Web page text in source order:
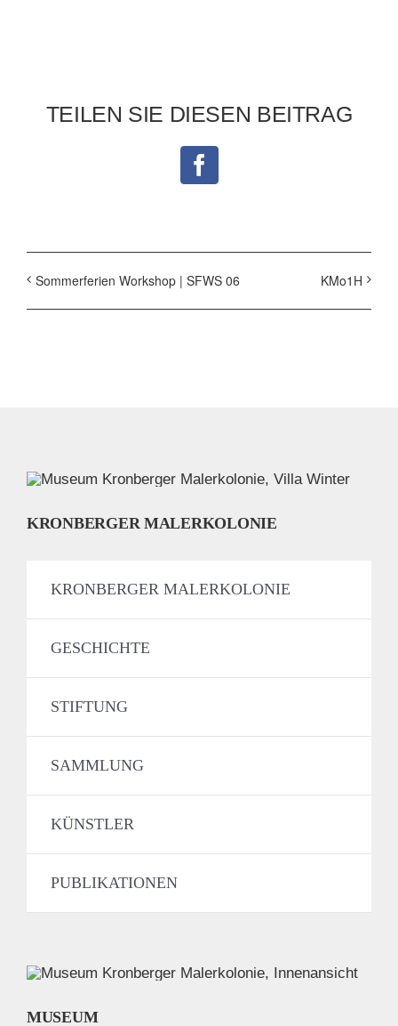
TEILEN SIE DIESEN BEITRAG
Facebook
Sommerferien Workshop | SFWS 06 KMo1H
KRONBERGER MALERKOLONIE
KRONBERGER MALERKOLONIE
GESCHICHTE
STIFTUNG
SAMMLUNG
KÜNSTLER
PUBLIKATIONEN
MUSEUM